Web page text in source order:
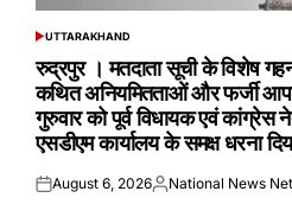
POSTED
UTTARAKHAND
रुद्रपुर । मतदाता सूची के विशेष
कथित अनियमितताओं और फर्जी
गुरुवार को पूर्व विधायक एवं कांग्रेस
एसडीएम कार्यालय के समक्ष धरना
Posted
August 6, 2026Posted
National News